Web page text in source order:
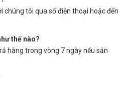
chúng tôi qua số điện thoại hoặc đến
thế nào?
hàng trong vòng 7 ngày nếu sản